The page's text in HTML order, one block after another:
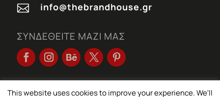
 info@thebrandhouse.gr
ΣΥΝΔΕΘΕΙΤΕ ΜΑΖΙ ΜΑΣ
© THE BRANDHOUSE 2026 | All rights reserved
This website uses cookies to improve your experience. We'll